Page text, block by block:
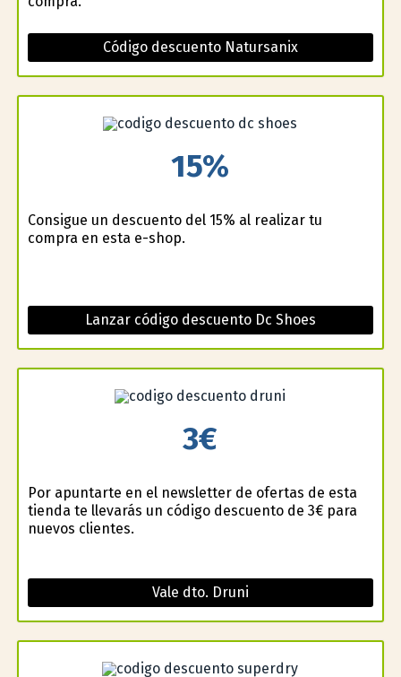
Código descuento Natursanix
15%
Consigue un descuento del 15% al realizar tu
compra en esta e-shop.
Lanzar código descuento Dc Shoes
3€
Por apuntarte en el newsletter de ofertas de esta
tienda te llevarás un código descuento de 3€ para
nuevos clientes.
Vale dto. Druni